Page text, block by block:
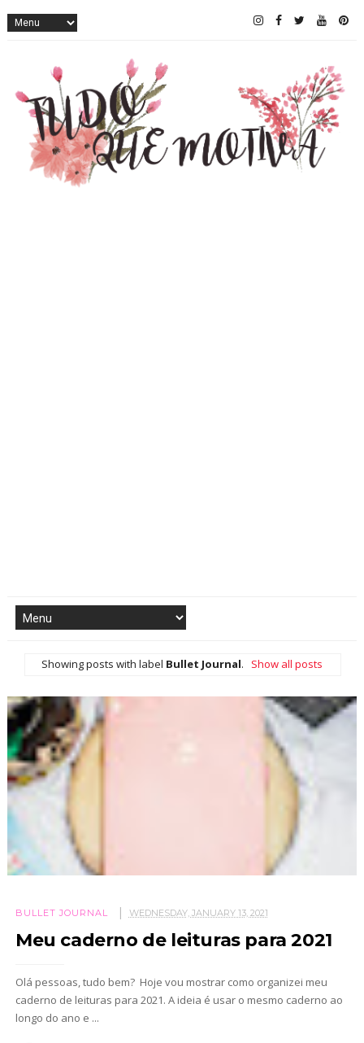
Showing posts with label Bullet Journal. Show all posts
BULLET JOURNAL WEDNESDAY, JANUARY 13, 2021
Meu caderno de leituras para 2021
Olá pessoas, tudo bem? Hoje vou mostrar como organizei meu
caderno de leituras para 2021. A ideia é usar o mesmo caderno ao
longo do ano e ...